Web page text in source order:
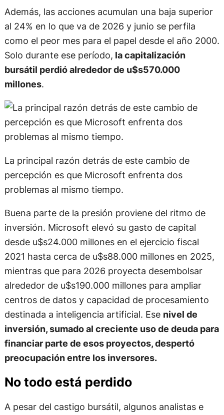
Además, las acciones acumulan una baja superior
al 24% en lo que va de 2026 y junio se perfila
como el peor mes para el papel desde el año 2000.
Solo durante ese período, la capitalización
bursátil perdió alrededor de u$s570.000
millones.
La principal razón detrás de este cambio de
percepción es que Microsoft enfrenta dos
problemas al mismo tiempo.
Buena parte de la presión proviene del ritmo de
inversión. Microsoft elevó su gasto de capital
desde u$s24.000 millones en el ejercicio fiscal
2021 hasta cerca de u$s88.000 millones en 2025,
mientras que para 2026 proyecta desembolsar
alrededor de u$s190.000 millones para ampliar
centros de datos y capacidad de procesamiento
destinada a inteligencia artificial. Ese nivel de
inversión, sumado al creciente uso de deuda para
financiar parte de esos proyectos, despertó
preocupación entre los inversores.
No todo está perdido
A pesar del castigo bursátil, algunos analistas e